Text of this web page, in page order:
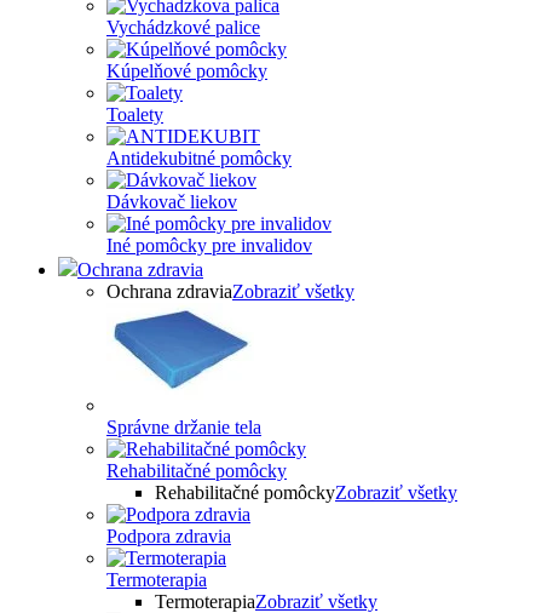
Vychádzkové palice
Kúpelňové pomôcky
Toalety
Antidekubitné pomôcky
Dávkovač liekov
Iné pomôcky pre invalidov
Ochrana zdravia
Ochrana zdraviaZobraziť všetky
Správne držanie tela
Rehabilitačné pomôcky
Rehabilitačné pomôckyZobraziť všetky
Podpora zdravia
Termoterapia
TermoterapiaZobraziť všetky